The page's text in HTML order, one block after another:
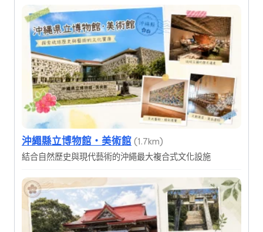
沖繩縣立博物館・美術館 (1.7km)
結合自然歷史與現代藝術的沖繩最大複合式文化設施